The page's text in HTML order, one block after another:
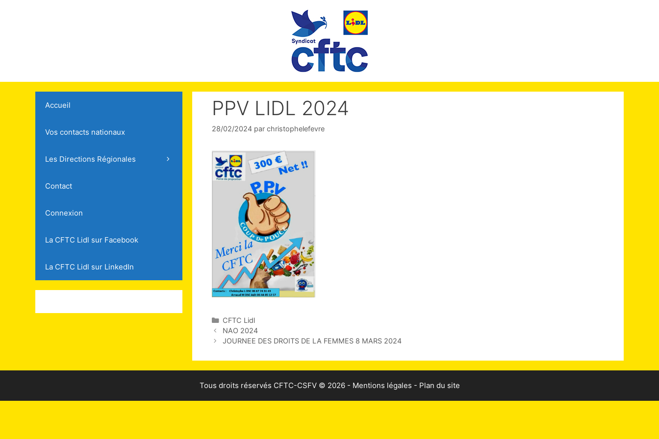
PPV LIDL 2024
28/02/2024 par christophelefevre
CFTC Lidl
NAO 2024
JOURNEE DES DROITS DE LA FEMMES 8 MARS 2024
Accueil
Vos contacts nationaux
Les Directions Régionales
Contact
Connexion
La CFTC Lidl sur Facebook
La CFTC Lidl sur LinkedIn
Tous droits réservés CFTC-CSFV© 2026 - Mentions légales - Plan du site